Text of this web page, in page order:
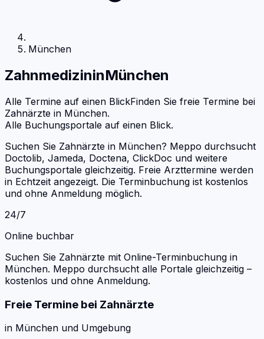
München
ZahnmedizininMünchen
Alle Termine auf einen BlickFinden Sie freie Termine bei
Zahnärzte in München.
Alle Buchungsportale auf einen Blick.
Suchen Sie Zahnärzte in München? Meppo durchsucht
Doctolib, Jameda, Doctena, ClickDoc und weitere
Buchungsportale gleichzeitig. Freie Arzttermine werden
in Echtzeit angezeigt. Die Terminbuchung ist kostenlos
und ohne Anmeldung möglich.
24/7
Online buchbar
Suchen Sie Zahnärzte mit Online-Terminbuchung in
München. Meppo durchsucht alle Portale gleichzeitig –
kostenlos und ohne Anmeldung.
Freie Termine bei Zahnärzte
in München und Umgebung